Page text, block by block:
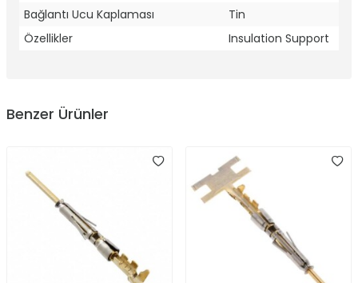
Bağlantı Ucu Kaplaması
Tin
Özellikler
Insulation Support
Benzer Ürünler